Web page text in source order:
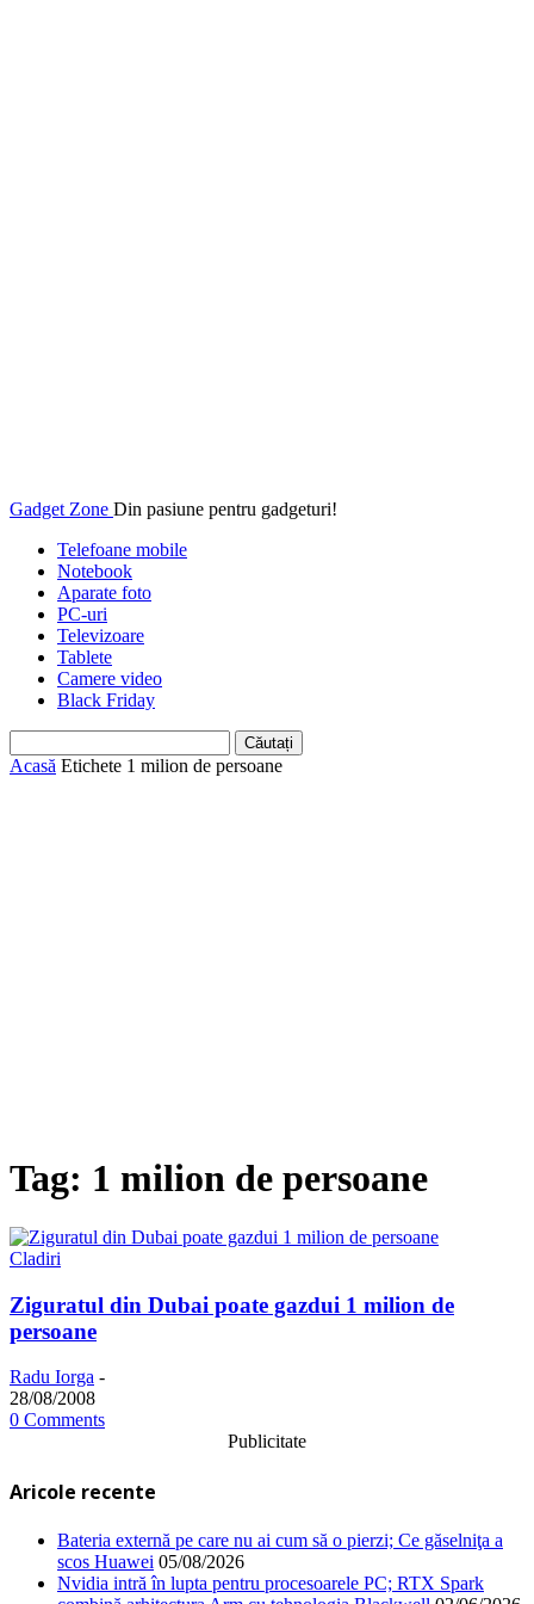
Gadget Zone Din pasiune pentru gadgeturi!
Telefoane mobile
Notebook
Aparate foto
PC-uri
Televizoare
Tablete
Camere video
Black Friday
Acasă Etichete 1 milion de persoane
Tag: 1 milion de persoane
Cladiri
Ziguratul din Dubai poate gazdui 1 milion de
persoane
Radu Iorga -
28/08/2008
0 Comments
Publicitate
Aricole recente
Bateria externă pe care nu ai cum să o pierzi; Ce găselniţa a
scos Huawei 05/08/2026
Nvidia intră în lupta pentru procesoarele PC; RTX Spark